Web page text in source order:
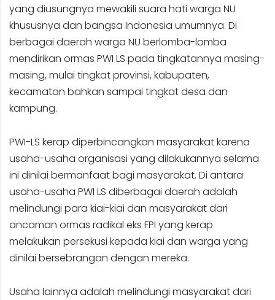
yang diusungnya mewakili suara hati warga NU
khususnya dan bangsa Indonesia umumnya. Di
berbagai daerah warga NU berlomba-lomba
mendirikan ormas PWI LS pada tingkatannya masing-
masing, mulai tingkat provinsi, kabupaten,
kecamatan bahkan sampai tingkat desa dan
kampung.
PWI-LS kerap diperbincangkan masyarakat karena
usaha-usaha organisasi yang dilakukannya selama
ini dinilai bermanfaat bagi masyarakat. Di antara
usaha-usaha PWI LS diberbagai daerah adalah
melindungi para kiai-kiai dan masyarakat dari
ancaman ormas radikal eks FPI yang kerap
melakukan persekusi kepada kiai dan warga yang
dinilai bersebrangan dengan mereka.
Usaha lainnya adalah melindungi masyarakat dari